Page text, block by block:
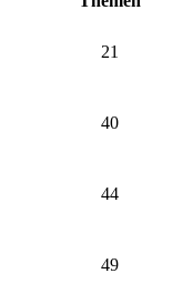
21
40
44
49